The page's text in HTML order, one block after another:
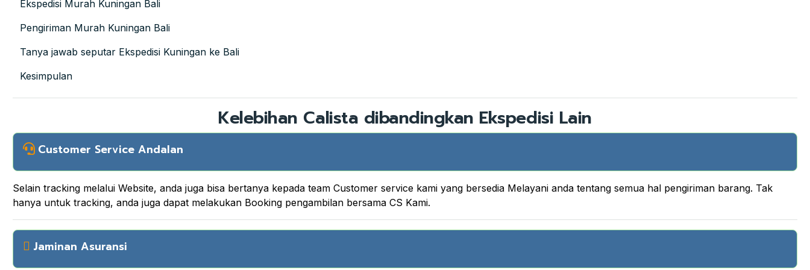
Ekspedisi Murah Kuningan Bali
Pengiriman Murah Kuningan Bali
Tanya jawab seputar Ekspedisi Kuningan ke Bali
Kesimpulan
Kelebihan Calista dibandingkan Ekspedisi Lain
Customer Service Andalan
Selain tracking melalui Website, anda juga bisa bertanya kepada team Customer service kami yang bersedia Melayani anda tentang semua hal pengiriman barang. Tak
hanya untuk tracking, anda juga dapat melakukan Booking pengambilan bersama CS Kami.
Jaminan Asuransi